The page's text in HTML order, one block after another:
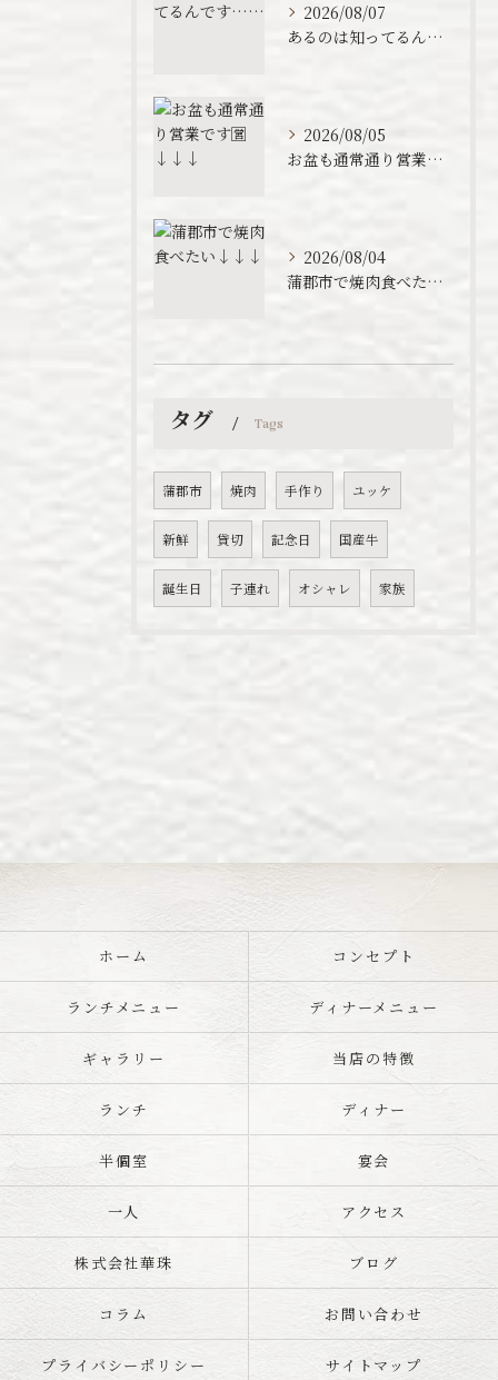
2026/08/07
あるのは知ってるんです……
2026/08/05
お盆も通常通り営業です🈺↓↓↓
2026/08/04
蒲郡市で焼肉食べたい↓↓↓
タグ Tags
蒲郡市 焼肉 手作り ユッケ
新鮮 貸切 記念日 国産牛
誕生日 子連れ オシャレ 家族
ホーム コンセプト
ランチメニュー ディナーメニュー
ギャラリー 当店の特徴
ランチ ディナー
半個室 宴会
一人 アクセス
株式会社華珠 ブログ
コラム お問い合わせ
プライバシーポリシー サイトマップ